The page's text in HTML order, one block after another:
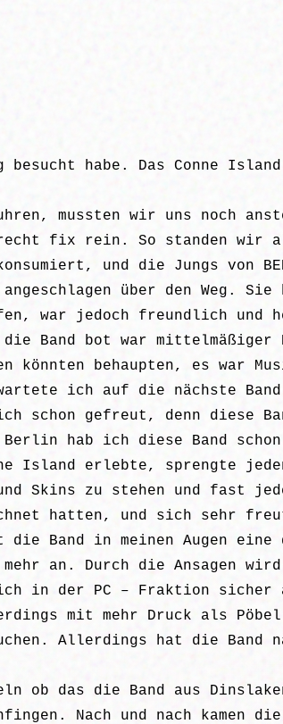
habe. Das Conne
mussten wir uns noch
recht fix rein. So standen wir
und die Jungs von
über den Weg.
war jedoch freundlich und
die Band bot war
könnten behaupten, es war
ich auf die nächste
schon gefreut, denn
hab ich diese Band
Island erlebte, sprengte
Skins zu stehen und fast
hatten, und sich sehr
Band in meinen Augen eine
an. Durch die Ansagen
in der PC – Fraktion sicher
mit mehr Druck als
Allerdings hat die Band
ob das die Band aus
Nach und nach kamen